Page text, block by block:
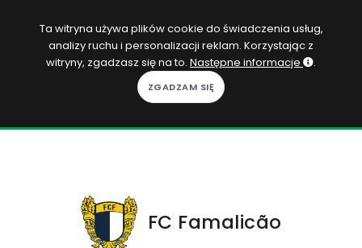
Zaloguj się
KOPACAK
DO DOMU
Ta witryna używa plików cookie do świadczenia usług,
analizy ruchu i personalizacji reklam. Korzystając z
witryny, zgadzasz się na to. Następne informacje .
FC Famalicão